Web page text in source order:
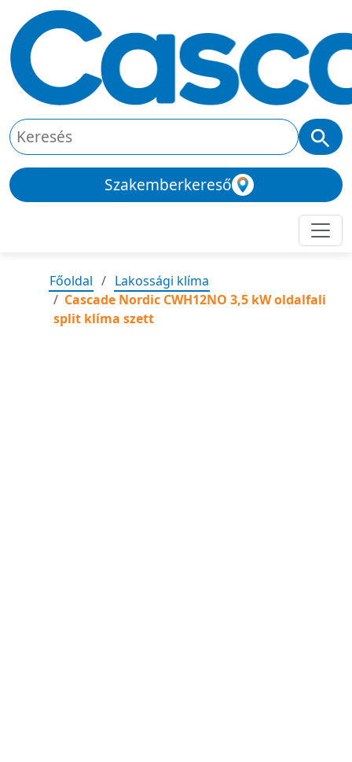
Szakemberkereső
Főoldal
Lakossági klíma
Cascade Nordic CWH12NO 3,5 kW oldalfali
split klíma szett